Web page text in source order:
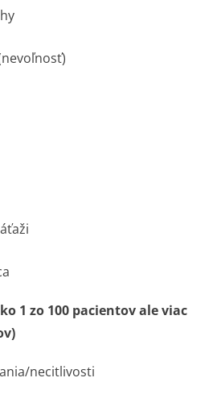
1 zo 100 pacientov ale viac
necitlivos­ti